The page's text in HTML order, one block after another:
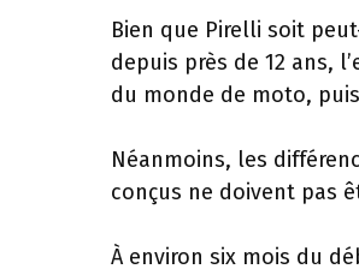
Bien que Pirelli soit
depuis près de 12 ans,
du monde de moto,
Néanmoins, les
conçus ne doivent pas
À environ six mois du